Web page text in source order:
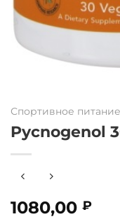
Спортивное питание
Pycnogenol
1080,00 ₽